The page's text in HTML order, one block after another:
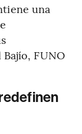
una
FUNO